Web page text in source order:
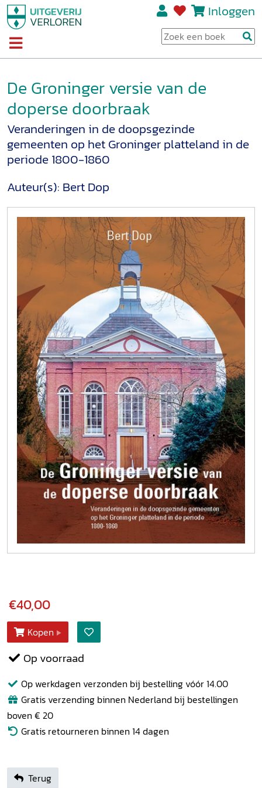
Inloggen
De Groninger versie van de
doperse doorbraak
Veranderingen in de doopsgezinde
gemeenten op het Groninger platteland in de
periode 1800-1860
Auteur(s): Bert Dop
€40,00
Kopen
Op voorraad
Op werkdagen verzonden bij bestelling vóór 14.00
Gratis verzending binnen Nederland bij bestellingen
boven € 20
Gratis retourneren binnen 14 dagen
Terug